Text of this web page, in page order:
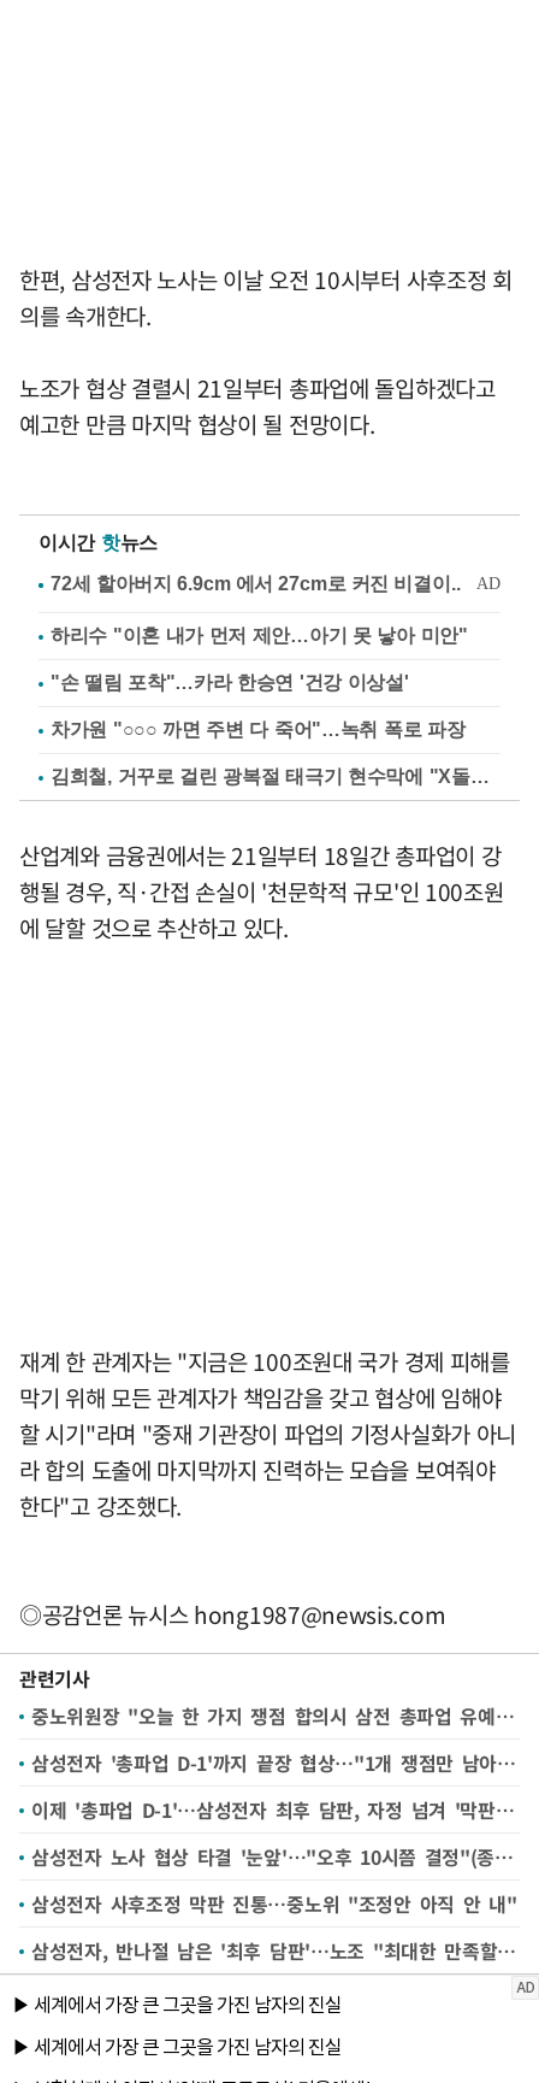
한편, 삼성전자 노사는 이날 오전 10시부터 사후조정 회
의를 속개한다.
노조가 협상 결렬시 21일부터 총파업에 돌입하겠다고
예고한 만큼 마지막 협상이 될 전망이다.
이시간 핫뉴스
하리수 "이혼 내가 먼저 제안…아기 못 낳아 미안"
"손 떨림 포착"…카라 한승연 '건강 이상설'
차가원 "○○○ 까면 주변 다 죽어"…녹취 폭로 파장
김희철, 거꾸로 걸린 광복절 태극기 현수막에 "X돌았네"
산업계와 금융권에서는 21일부터 18일간 총파업이 강
행될 경우, 직·간접 손실이 '천문학적 규모'인 100조원
에 달할 것으로 추산하고 있다.
재계 한 관계자는 "지금은 100조원대 국가 경제 피해를
막기 위해 모든 관계자가 책임감을 갖고 협상에 임해야
할 시기"라며 "중재 기관장이 파업의 기정사실화가 아니
라 합의 도출에 마지막까지 진력하는 모습을 보여줘야
한다"고 강조했다.
◎공감언론 뉴시스hong1987@newsis.com
관련기사
중노위원장 "오늘 한 가지 쟁점 합의시 삼전 총파업 유예될 것"(종합)
삼성전자 '총파업 D-1'까지 끝장 협상…"1개 쟁점만 남아, 20일 오전 교섭 마무리"
이제 '총파업 D-1'…삼성전자 최후 담판, 자정 넘겨 '막판 진통' 지속
삼성전자 노사 협상 타결 '눈앞'…"오후 10시쯤 결정"(종합2보)
삼성전자 사후조정 막판 진통…중노위 "조정안 아직 안 내"
삼성전자, 반나절 남은 '최후 담판'…노조 "최대한 만족할 안 만들 것" 언급